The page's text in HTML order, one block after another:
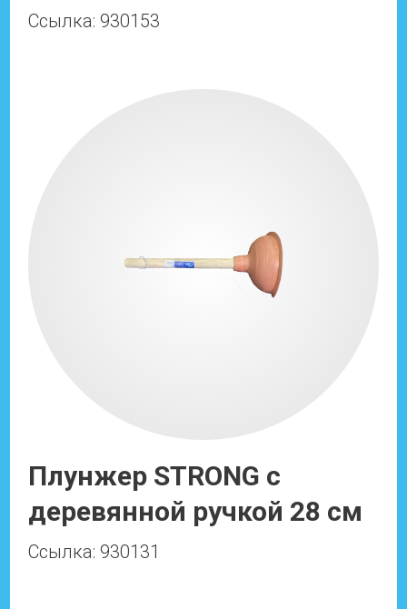
Ссылка: 930153
Плунжер STRONG с
деревянной ручкой 28 см
Ссылка: 930131